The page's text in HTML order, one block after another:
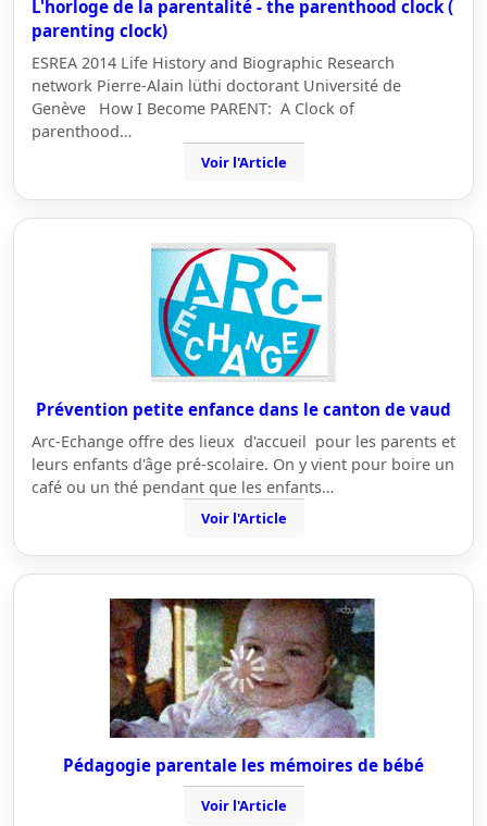
L'horloge de la parentalité - the parenthood clock (
parenting clock)
ESREA 2014 Life History and Biographic Research
network Pierre-Alain lüthi doctorant Université de
Genève How I Become PARENT: A Clock of
parenthood…
Voir l'Article
Prévention petite enfance dans le canton de vaud
Arc-Echange offre des lieux d'accueil pour les parents et
leurs enfants d'âge pré-scolaire. On y vient pour boire un
café ou un thé pendant que les enfants…
Voir l'Article
Pédagogie parentale les mémoires de bébé
Voir l'Article